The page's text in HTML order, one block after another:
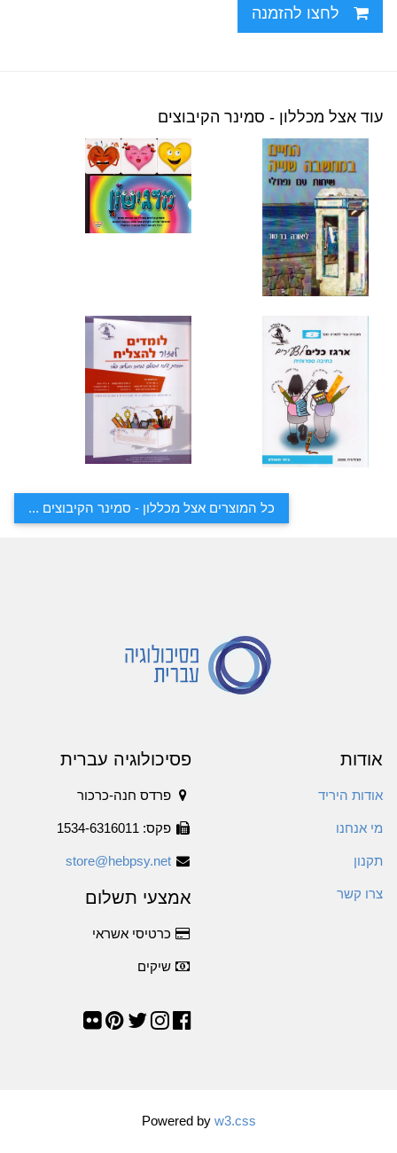
לחצו להזמנה
עוד אצל מכללון - סמינר הקיבוצים
כל המוצרים אצל מכללון - סמינר הקיבוצים ...
אודות
אודות היריד
מי אנחנו
תקנון
צרו קשר
פסיכולוגיה עברית
פרדס חנה-כרכור
פקס: 1534-6316011
store@hebpsy.net
אמצעי תשלום
כרטיסי אשראי
שיקים
Powered by w3.css